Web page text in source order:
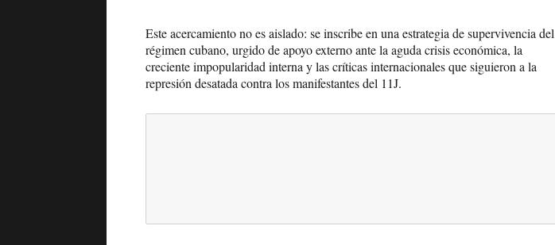
Este acercamiento no es aislado: se inscribe en una estrategia de supervivencia del
régimen cubano, urgido de apoyo externo ante la aguda crisis económica, la
creciente impopularidad interna y las críticas internacionales que siguieron a la
represión desatada contra los manifestantes del 11J.